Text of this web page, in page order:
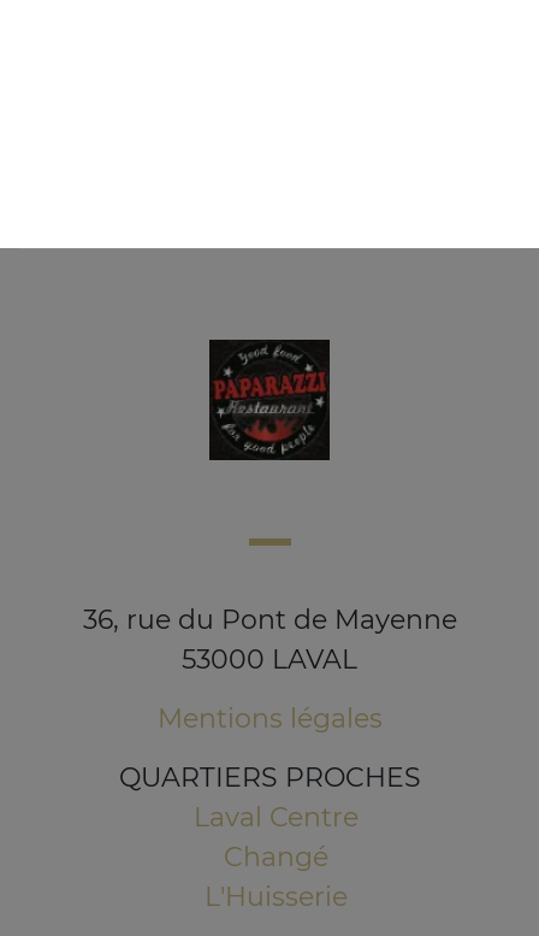
36, rue du Pont de Mayenne
53000 LAVAL
Mentions légales
QUARTIERS PROCHES
Laval Centre
Changé
L'Huisserie